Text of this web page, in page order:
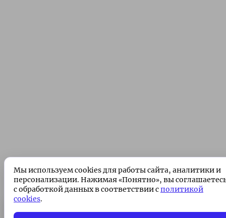
Подписка без рекламы 🌟
Мы используем cookies для работы сайта, аналитики и
персонализации. Нажимая «Понятно», вы
с обработкой данных в соответствии сполитикой
cookies.